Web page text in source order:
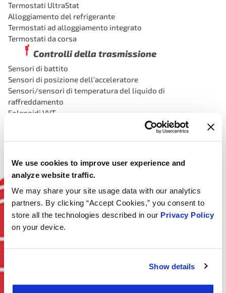
We use cookies to improve user experience and
analyze website traffic.
We may share your site usage data with our analytics
partners. By clicking “Accept Cookies,” you consent to
store all the technologies described in our Privacy Policy
on your device.
Show details
Termostati UltraStat
Alloggiamento del refrigerante
Termostati ad alloggiamento integrato
Termostati da corsa
Controlli della trasmissione
Sensori di battito
Sensori di posizione dell’acceleratore
Sensori/sensori di temperatura del liquido di
raffreddamento
Solenoidi VVT